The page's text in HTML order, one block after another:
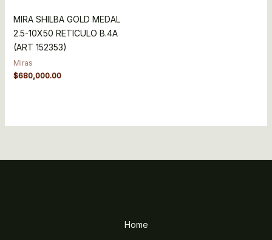
MIRA SHILBA GOLD MEDAL
2.5-10X50 RETICULO B.4A
(ART 152353)
Miras
$680,000.00
Home